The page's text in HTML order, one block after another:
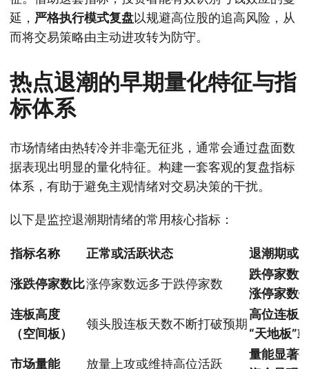
延， 严格执行模式复盘以规避高位股的追高风险，从
而将交易策略由主动进攻转为防守。
热点退潮的早期量化特征与指
标体系
市场情绪由热转冷并非毫无征兆，通常会通过盘面数
据表现出明显的量化特征。构建一套客观的复盘指标
体系，有助于避免主观情绪对交易决策的干扰。
以下是监控退潮期情绪的常用核心指标：
指标名称 正常或活跃状态 退潮期或
涨跌停家数比涨停家数远多于跌停家数
跌停家数
涨停家数
连板高度
（空间板）
领头股连板天数不断打破预期
高位连板
“天地板”
市场量能 放量上攻或维持高位活跃
量能显著